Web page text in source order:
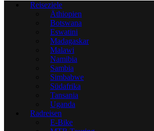
Reiseziele
Äthiopien
Botswana
Eswatini
Madagaskar
Malawi
Namibia
Sambia
Simbabwe
Südafrika
Tansania
Uganda
Radreisen
E-Bike